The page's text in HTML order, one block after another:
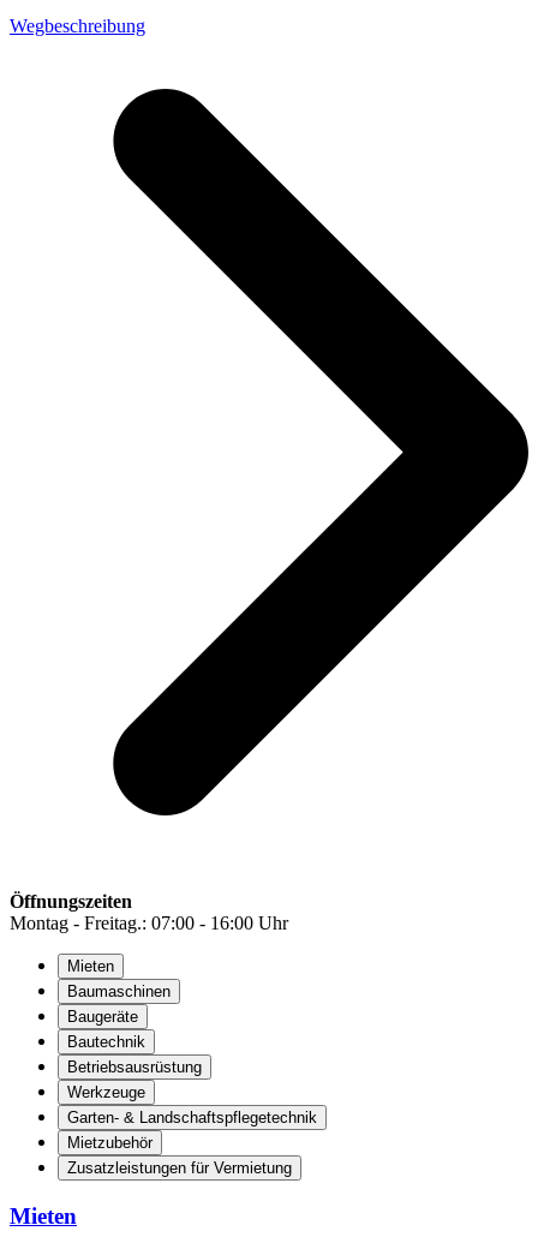
Wegbeschreibung
Öffnungszeiten
Montag - Freitag.: 07:00 - 16:00 Uhr
Mieten
Baumaschinen
Baugeräte
Bautechnik
Betriebsausrüstung
Werkzeuge
Garten- & Landschaftspflegetechnik
Mietzubehör
Zusatzleistungen für Vermietung
Mieten